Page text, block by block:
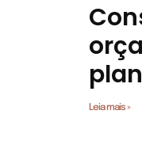
Leia mais »